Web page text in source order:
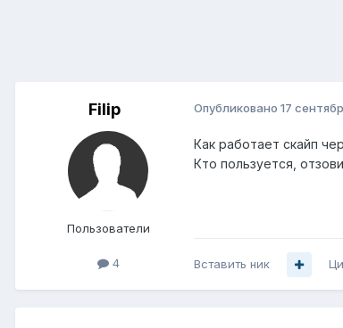
Filip
Пользователи
4
Опубликовано 17
Как работает скайп
Кто пользуется,
Вставить ник